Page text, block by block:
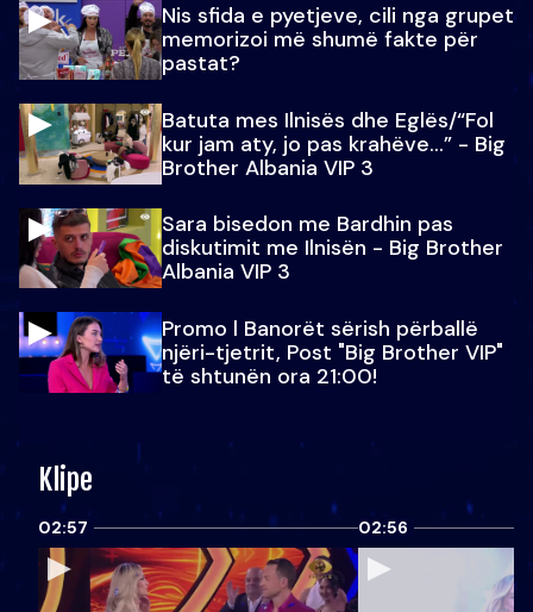
Nis sfida e pyetjeve, cili nga grupet
memorizoi më shumë fakte për
pastat?
Batuta mes Ilnisës dhe Eglës/“Fol
kur jam aty, jo pas krahëve…” - Big
Brother Albania VIP 3
Sara bisedon me Bardhin pas
diskutimit me Ilnisën - Big Brother
Albania VIP 3
Promo l Banorët sërish përballë
njëri-tjetrit, Post "Big Brother VIP"
të shtunën ora 21:00!
Klipe
02:57 02:56